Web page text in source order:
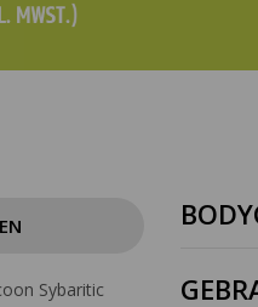
Sybaritic